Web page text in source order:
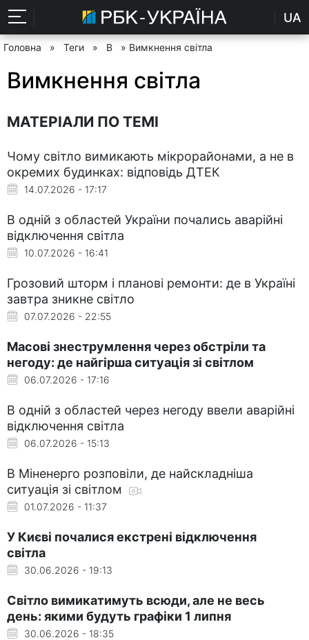
UA
Головна » Теги » В » Вимкнення світла
Вимкнення світла
МАТЕРІАЛИ ПО ТЕМІ
Чому світло вимикають мікрорайонами, а не в
окремих будинках: відповідь ДТЕК
14.07.2026 - 17:17
В одній з областей України почались аварійні
відключення світла
10.07.2026 - 16:41
Грозовий шторм і планові ремонти: де в Україні
завтра зникне світло
07.07.2026 - 22:55
Масові знеструмлення через обстріли та
негоду: де найгірша ситуація зі світлом
06.07.2026 - 17:16
В одній з областей через негоду ввели аварійні
відключення світла
06.07.2026 - 15:13
В Міненерго розповіли, де найскладніша
ситуація зі світлом
01.07.2026 - 11:37
У Києві почалися екстрені відключення
світла
30.06.2026 - 19:13
Світло вимикатимуть всюди, але не весь
день: якими будуть графіки 1 липня
30.06.2026 - 18:35